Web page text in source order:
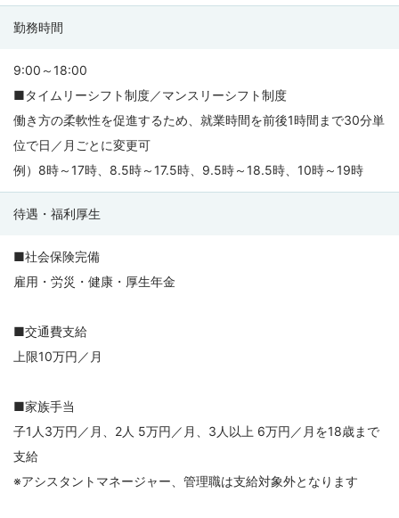
勤務時間
9:00～18:00
■タイムリーシフト制度／マンスリーシフト制度
働き方の柔軟性を促進するため、就業時間を前後1時間まで30分単
位で日／月ごとに変更可
例）8時～17時、8.5時～17.5時、9.5時～18.5時、10時～19時
待遇・福利厚生
■社会保険完備
雇用・労災・健康・厚生年金
■交通費支給
上限10万円／月
■家族手当
子1人3万円／月、2人 5万円／月、3人以上 6万円／月を18歳まで
支給
※アシスタントマネージャー、管理職は支給対象外となります